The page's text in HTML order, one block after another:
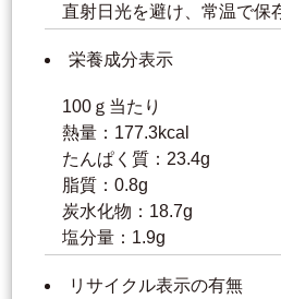
直射日光を避け、常温で保
栄養成分表示
100ｇ当たり
熱量：177.3kcal
たんぱく質：23.4g
脂質：0.8g
炭水化物：18.7g
塩分量：1.9g
リサイクル表示の有無